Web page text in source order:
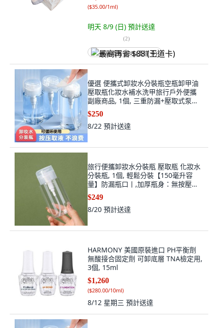
($35.00/1ml)
明天 8/9 (日) 預計送達
(2)
最高再省 $88 (王道卡)
優選 便攜式卸妝水分裝瓶空瓶卸甲油
壓取瓶化妝水補水洗甲旅行戶外便攜
副廠商品, 1個, 三重防漏+壓取式泵頭
化妝品專用,普通款:次料瓶 30ml 共1
瓶
$250
8/22 預計送達
旅行便攜卸妝水分裝瓶 壓取瓶 化妝水
分裝瓶, 1個, 輕鬆分裝【150毫升容
量】防漏瓶口丨,加厚瓶身：無按壓泵
頭【1個】單手操作便捷
$249
8/20 預計送達
HARMONY 美國原裝進口 PH平衡劑
無酸接合固定劑 可卸底層 TNA檢定用,
3個, 15ml
$1,260
($280.00/10ml)
8/12 星期三 預計送達